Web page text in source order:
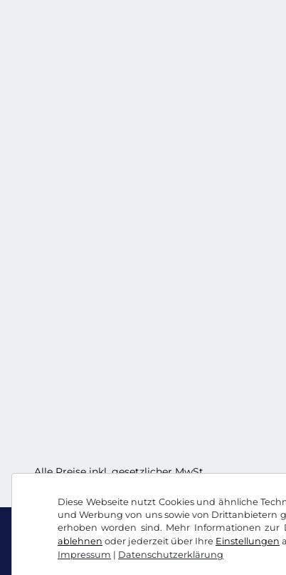
Diese Webseite nutzt Cookies und ähnliche
und Werbung von uns sowie von Drittanbietern
erhoben worden sind. Mehr Informationen
ablehnen oder jederzeit über Ihre Einstellungen
Impressum | Datenschutzerklärung
Alle Preise inkl. gesetzlicher MwSt.